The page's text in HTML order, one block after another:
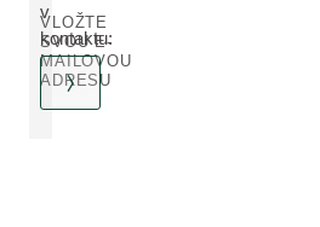
v
kontaktu:
VLOŽTE
SVOU E-
MAILOVOU
ADRESU